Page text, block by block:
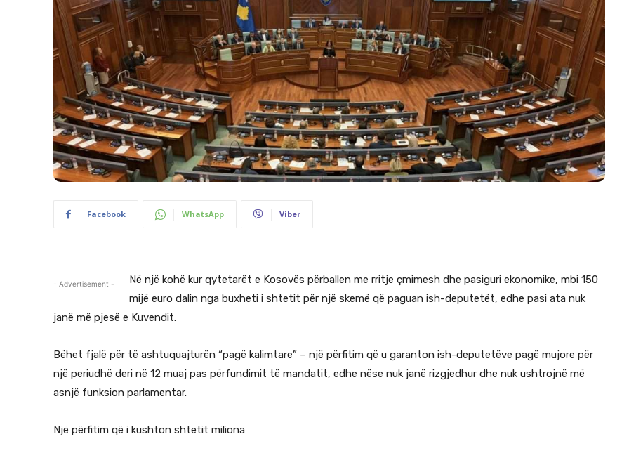
Facebook WhatsApp Viber
- Advertisement -
Në një kohë kur qytetarët e Kosovës përballen me rritje çmimesh dhe pasiguri ekonomike, mbi 150
mijë euro dalin nga buxheti i shtetit për një skemë që paguan ish-deputetët, edhe pasi ata nuk
janë më pjesë e Kuvendit.
Bëhet fjalë për të ashtuquajturën “pagë kalimtare” – një përfitim që u garanton ish-deputetëve pagë mujore për
një periudhë deri në 12 muaj pas përfundimit të mandatit, edhe nëse nuk janë rizgjedhur dhe nuk ushtrojnë më
asnjë funksion parlamentar.
Një përfitim që i kushton shtetit miliona